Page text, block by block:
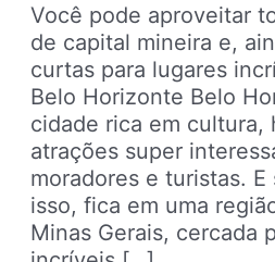
Você pode aproveitar
de capital mineira e,
curtas para lugares
Belo Horizonte Belo
cidade rica em cultura,
atrações super
moradores e turistas. E
isso, fica em uma
Minas Gerais, cercada